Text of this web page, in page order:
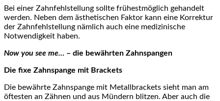
Bei einer Zahnfehlstellung sollte frühestmöglich gehandelt
werden. Neben dem ästhetischen Faktor kann eine Korrektur
der Zahnfehlstellung nämlich auch eine medizinische
Notwendigkeit haben.
Now you see me… – die bewährten Zahnspangen
Die fixe Zahnspange mit Brackets
Die bewährte Zahnspange mit Metallbrackets sieht man am
öftesten an Zähnen und aus Mündern blitzen. Aber auch die